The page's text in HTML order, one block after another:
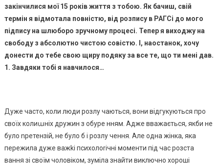
закінчилися мої 15 років життя з тобою. Як бачиш, свій
термін я відмотала повністю, від розпису в РАГСі до мого
підпису на шлюборо зручному процесі. Тепер я виходжу на
свободу з абсолютно чистою совістю. І, наостанок, хочу
донести до тебе свою щиру подяку за все те, що ти мені дав.
1. Завдяки тобі я навчилося…
Дуже часто, коли люди розлу чаються, вони відгукуються про
своїх колиաніх дружин з обуре нням. Адже вважається, якби не
було nретензій, не було б і розлу чення. Але одна жінка, яка
пережила дуже важkі психолоrічні моменти під час розста
вання зі своїм чоловіком, зуміла знайти виключно хороші